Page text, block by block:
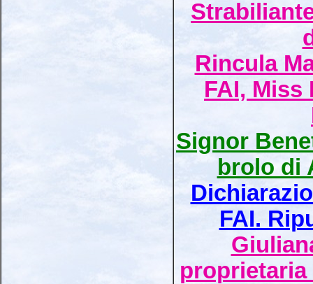
Rincula
FAI, Miss
Signor
brolo di
FAI.
proprietaria